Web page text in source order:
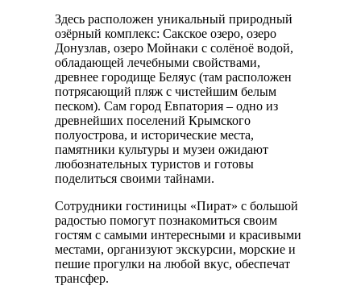
Здесь расположен уникальный природный
озёрный комплекс: Сакское озеро, озеро
Донузлав, озеро Мойнаки с солёноё водой,
обладающей лечебными свойствами,
древнее городище Беляус (там расположен
потрясающий пляж с чистейшим белым
песком). Сам город Евпатория – одно из
древнейших поселений Крымского
полуострова, и исторические места,
памятники культуры и музеи ожидают
любознательных туристов и готовы
поделиться своими тайнами.
Сотрудники гостиницы «Пират» с большой
радостью помогут познакомиться своим
гостям с самыми интересными и красивыми
местами, организуют экскурсии, морские и
пешие прогулки на любой вкус, обеспечат
трансфер.